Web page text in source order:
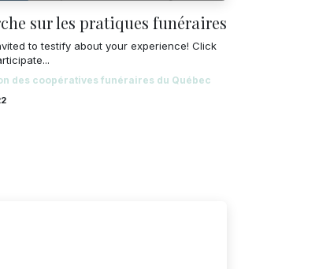
sur les pratiques funéraires
to testify about your experience! Click
des coopératives funéraires du Québec